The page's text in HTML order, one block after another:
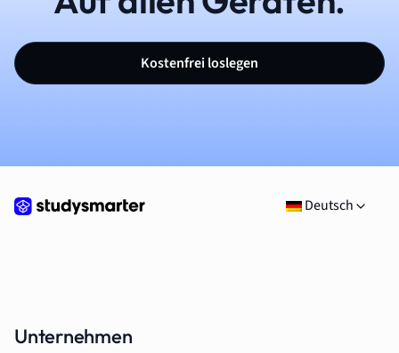
Kostenfrei loslegen
Deutsch
Unternehmen